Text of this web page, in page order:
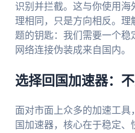
识别并拦截。这与你使用海
理相同，只是方向相反。理
题的钥匙：我们需要一个稳
网络连接伪装成来自国内。
选择回国加速器：
面对市面上众多的加速工具
国加速器，核心在于稳定